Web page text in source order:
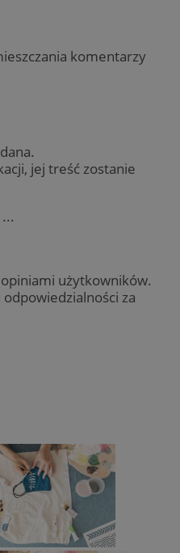
komentarzy
jej treść zostanie
użytkowników.
za